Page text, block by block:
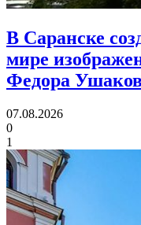
В Саранске
мире
Федора
07.08.2026
0
1